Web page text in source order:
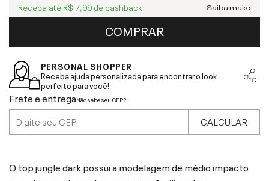
Receba até R$ 7,99 de cashback Saiba mais ›
COMPRAR
PERSONAL SHOPPER
Receba ajuda personalizada para encontrar o look
perfeito para você!
Frete e entregaNão sabe seu CEP?
CALCULAR
O top jungle dark possui a modelagem de médio impacto